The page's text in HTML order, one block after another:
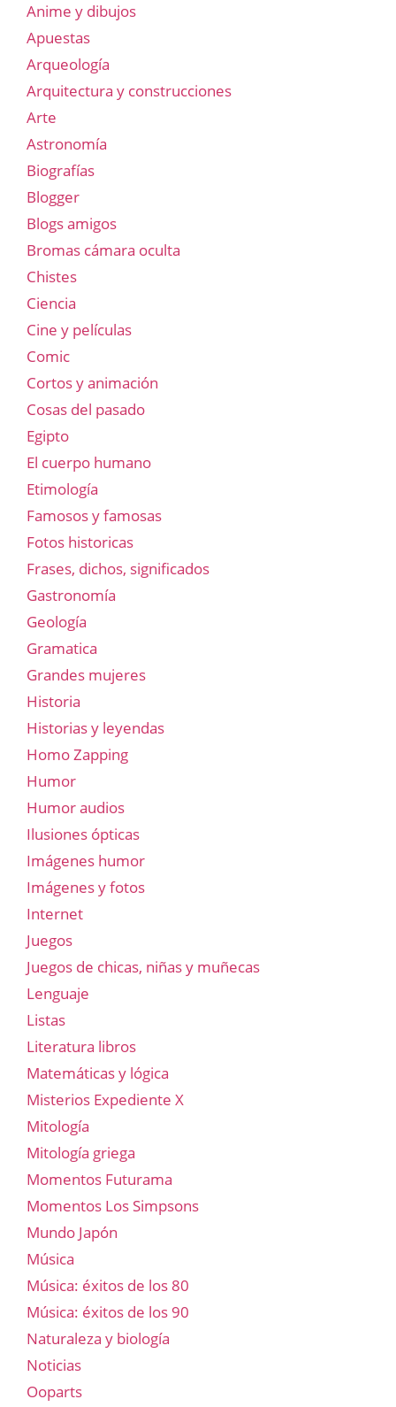
Anime y dibujos
Apuestas
Arqueología
Arquitectura y construcciones
Arte
Astronomía
Biografías
Blogger
Blogs amigos
Bromas cámara oculta
Chistes
Ciencia
Cine y películas
Comic
Cortos y animación
Cosas del pasado
Egipto
El cuerpo humano
Etimología
Famosos y famosas
Fotos historicas
Frases, dichos, significados
Gastronomía
Geología
Gramatica
Grandes mujeres
Historia
Historias y leyendas
Homo Zapping
Humor
Humor audios
Ilusiones ópticas
Imágenes humor
Imágenes y fotos
Internet
Juegos
Juegos de chicas, niñas y muñecas
Lenguaje
Listas
Literatura libros
Matemáticas y lógica
Misterios Expediente X
Mitología
Mitología griega
Momentos Futurama
Momentos Los Simpsons
Mundo Japón
Música
Música: éxitos de los 80
Música: éxitos de los 90
Naturaleza y biología
Noticias
Ooparts